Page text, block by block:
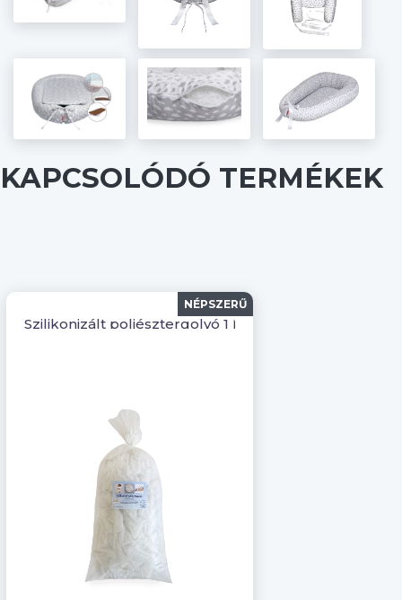
KAPCSOLÓDÓ TERMÉKEK
Szilikonizált poliésztergolyó 1 kg
NÉPSZERŰ